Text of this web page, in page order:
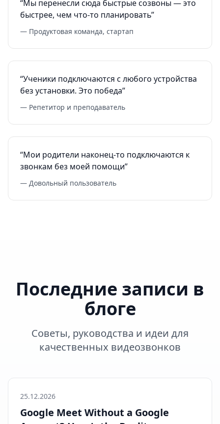
“Мы перенесли сюда быстрые созвоны — это
быстрее, чем что-то планировать”
— Продуктовая команда, стартап
“Ученики подключаются с любого устройства
без установки. Это победа”
— Репетитор и преподаватель
“Мои родители наконец-то подключаются к
звонкам без моей помощи”
— Довольный пользователь
Последние записи в
блоге
Советы, руководства и идеи для
качественных видеозвонков
25.12.2026
Google Meet Without a Google